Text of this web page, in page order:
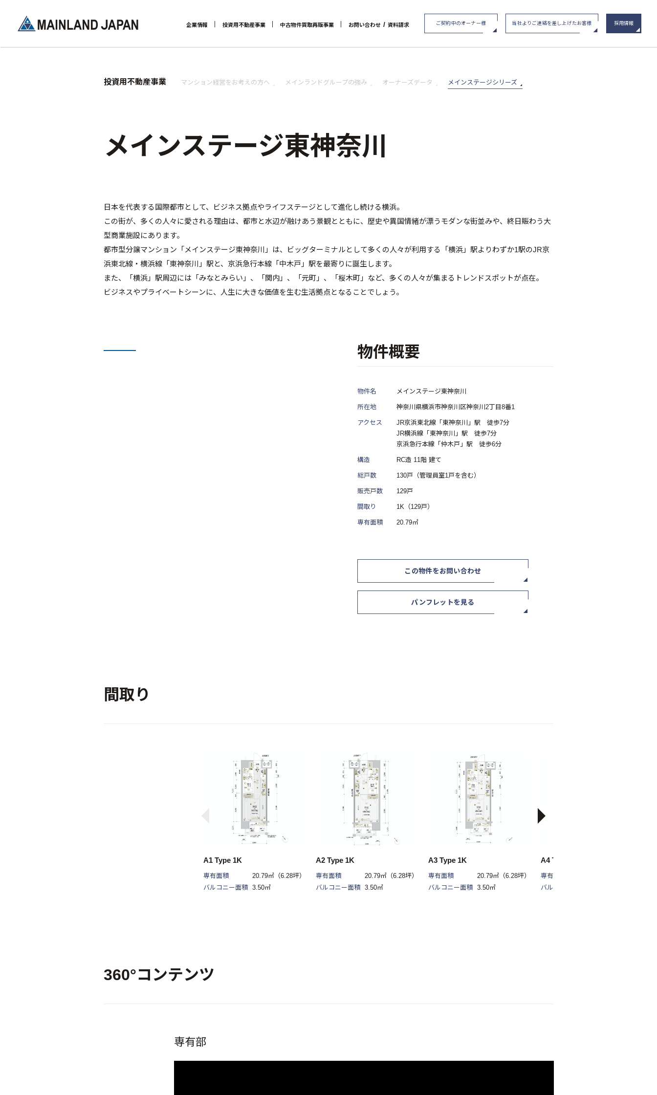
企業情報 投資用不動産事業 中古物件買取再販事業 お問い合わせ / 資料請求 ご契約中のオーナー様 当社よりご連絡を差し上げたお客様 採用情報
投資用不動産事業 マンション経営をお考えの方へ メインランドグループの強み オーナーズデータ メインステージシリーズ
メインステージ東神奈川
日本を代表する国際都市として、ビジネス拠点やライフステージとして進化し続ける横浜。
この街が、多くの人々に愛される理由は、都市と水辺が融けあう景観とともに、歴史や異国情緒が漂うモダンな街並みや、終日賑わう大
型商業施設にあります。
都市型分譲マンション「メインステージ東神奈川」は、ビッグターミナルとして多くの人々が利用する「横浜」駅よりわずか1駅のJR京
浜東北線・横浜線「東神奈川」駅と、京浜急行本線「中木戸」駅を最寄りに誕生します。
また、「横浜」駅周辺には「みなとみらい」、「関内」、「元町」、「桜木町」など、多くの人々が集まるトレンドスポットが点在。
ビジネスやプライベートシーンに、人生に大きな価値を生む生活拠点となることでしょう。
物件概要
物件名 メインステージ東神奈川
所在地 神奈川県横浜市神奈川区神奈川2丁目8番1
アクセス
JR京浜東北線「東神奈川」駅 徒歩7分
JR横浜線「東神奈川」駅 徒歩7分
京浜急行本線「仲木戸」駅 徒歩6分
構造 RC造 11階 建て
総戸数 130戸（管理員室1戸を含む）
販売戸数 129戸
間取り 1K（129戸）
専有面積 20.79㎡
この物件をお問い合わせ
パンフレットを見る
間取り
A1 Type 1K
専有面積
20.79㎡（6.28坪）
バルコニー面積
3.50㎡
A2 Type 1K
専有面積
20.79㎡（6.28坪）
バルコニー面積
3.50㎡
A3 Type 1K
専有面積
20.79㎡（6.28坪）
バルコニー面積
3.50㎡
A4 Type 1K
専有面積
バルコニー面積
360°コンテンツ
専有部